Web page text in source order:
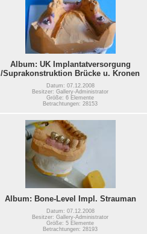
Album: UK Implantatversorgung
/Suprakonstruktion Brücke u. Kronen
Datum: 07.12.2008
Besitzer: Gallery-Administrator
Größe: 6 Elemente
Betrachtungen: 28153
Album: Bone-Level Impl. Strauman
Datum: 07.12.2008
Besitzer: Gallery-Administrator
Größe: 5 Elemente
Betrachtungen: 28193